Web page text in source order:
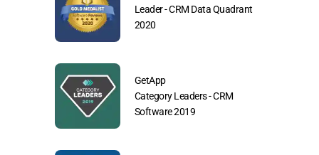
Leader - CRM Data Quadrant
2020
GetApp
Category Leaders - CRM
Software 2019